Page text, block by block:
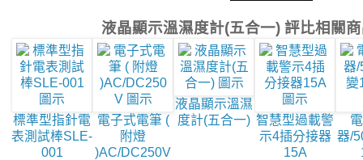
液晶顯示溫濕度計(五合一) 評比相關
標準型指針電
表測試棒SLE-
001
電子式電筆 (
附燈
)AC/DC250V
液晶顯示溫濕
度計(五合一) 智慧型過載警
示4插分接器
15A
器/